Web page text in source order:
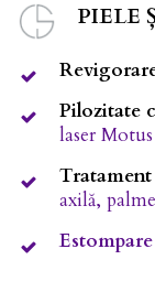
PIELE
Pilozitate
laser
axilă,